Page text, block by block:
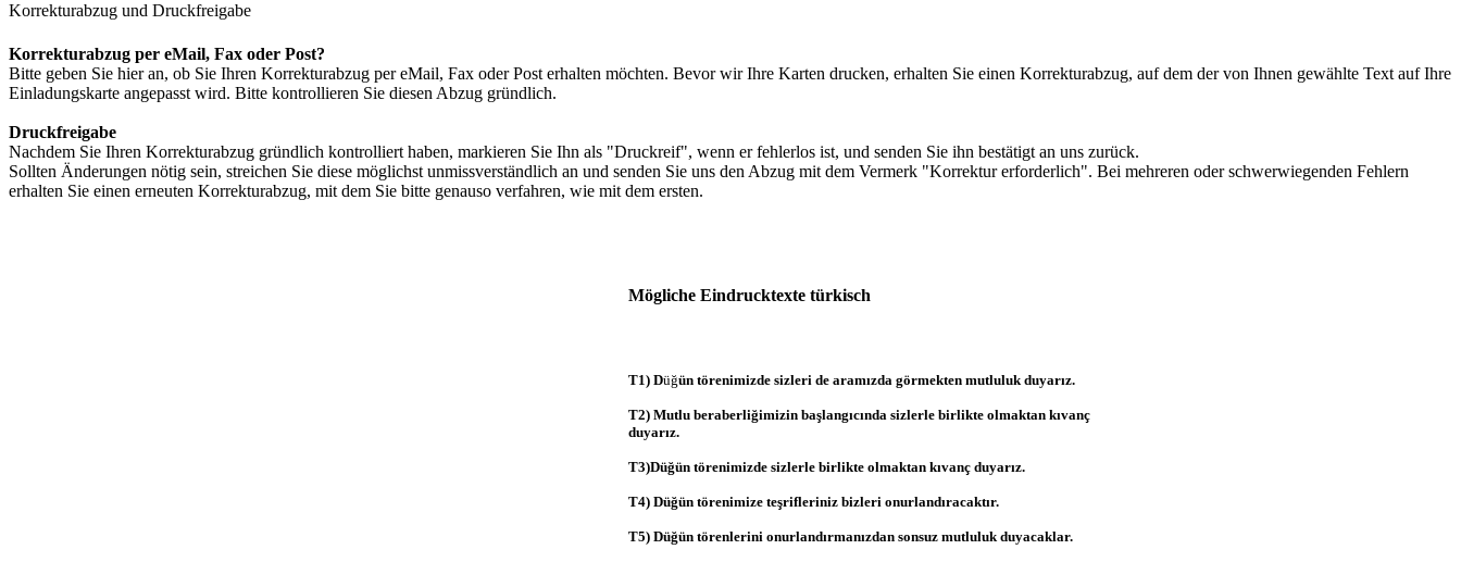
Korrekturabzug und Druckfreigabe
Korrekturabzug per eMail, Fax oder Post?
Bitte geben Sie hier an, ob Sie Ihren Korrekturabzug per eMail, Fax oder Post erhalten möchten. Bevor wir Ihre Karten drucken, erhalten Sie einen Korrekturabzug, auf dem der von Ihnen gewählte Text auf Ihre
Einladungskarte angepasst wird. Bitte kontrollieren Sie diesen Abzug gründlich.
Druckfreigabe
Nachdem Sie Ihren Korrekturabzug gründlich kontrolliert haben, markieren Sie Ihn als "Druckreif", wenn er fehlerlos ist, und senden Sie ihn bestätigt an uns zurück.
Sollten Änderungen nötig sein, streichen Sie diese möglichst unmissverständlich an und senden Sie uns den Abzug mit dem Vermerk "Korrektur erforderlich". Bei mehreren oder schwerwiegenden Fehlern
erhalten Sie einen erneuten Korrekturabzug, mit dem Sie bitte genauso verfahren, wie mit dem ersten.
Mögliche Eindrucktexte türkisch
T1) Düğün törenimizde sizleri de aramızda görmekten mutluluk duyarız.
T2) Mutlu beraberliğimizin başlangıcında sizlerle birlikte olmaktan kıvanç
duyarız.
T3)Düğün törenimizde sizlerle birlikte olmaktan kıvanç duyarız.
T4) Düğün törenimize teşrifleriniz bizleri onurlandıracaktır.
T5) Düğün törenlerini onurlandırmanızdan sonsuz mutluluk duyacaklar.